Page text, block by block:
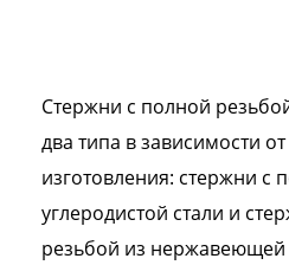
Стержни с полной
два типа в зависимости
изготовления: стержни с
углеродистой стали и
резьбой из нержавеющей